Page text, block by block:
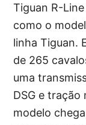
Tiguan R-
como o
linha Tiguan.
de 265
uma
DSG e tração
modelo